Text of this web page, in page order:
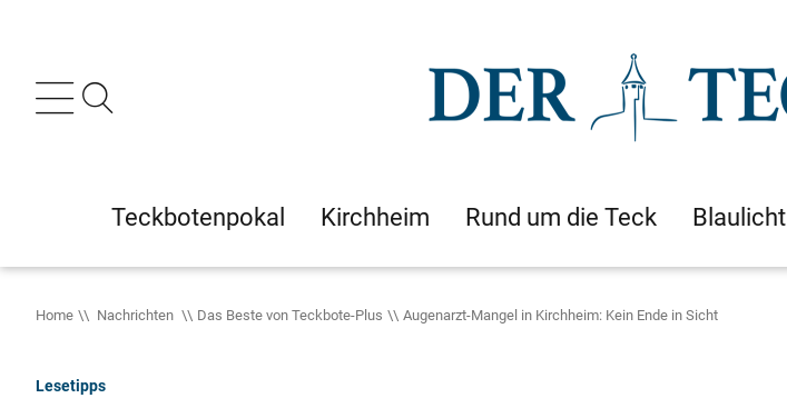
Teckbotenpokal Kirchheim Rund um die Teck Blaulicht
Home Nachrichten Das Beste von Teckbote-Plus Augenarzt-Mangel in Kirchheim: Kein Ende in Sicht
Lesetipps